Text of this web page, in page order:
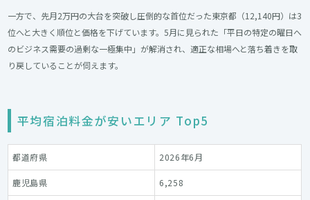
一方で、先月2万円の大台を突破し圧倒的な首位だった東京都（12,140円）は3
位へと大きく順位と価格を下げています。5月に見られた「平日の特定の曜日へ
のビジネス需要の過剰な一極集中」が解消され、適正な相場へと落ち着きを取
り戻していることが伺えます。
平均宿泊料金が安いエリア Top5
都道府県 2026年6月
鹿児島県 6,258